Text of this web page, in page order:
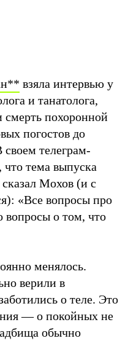
** взяла интервью у
и танатолога,
смерть похоронной
погостов до
телеграм-
тема выпуска
Мохов (и с
«Все вопросы про
вопросы о том, что
менялось.
верили в
о теле. Это
— о покойных не
обычно